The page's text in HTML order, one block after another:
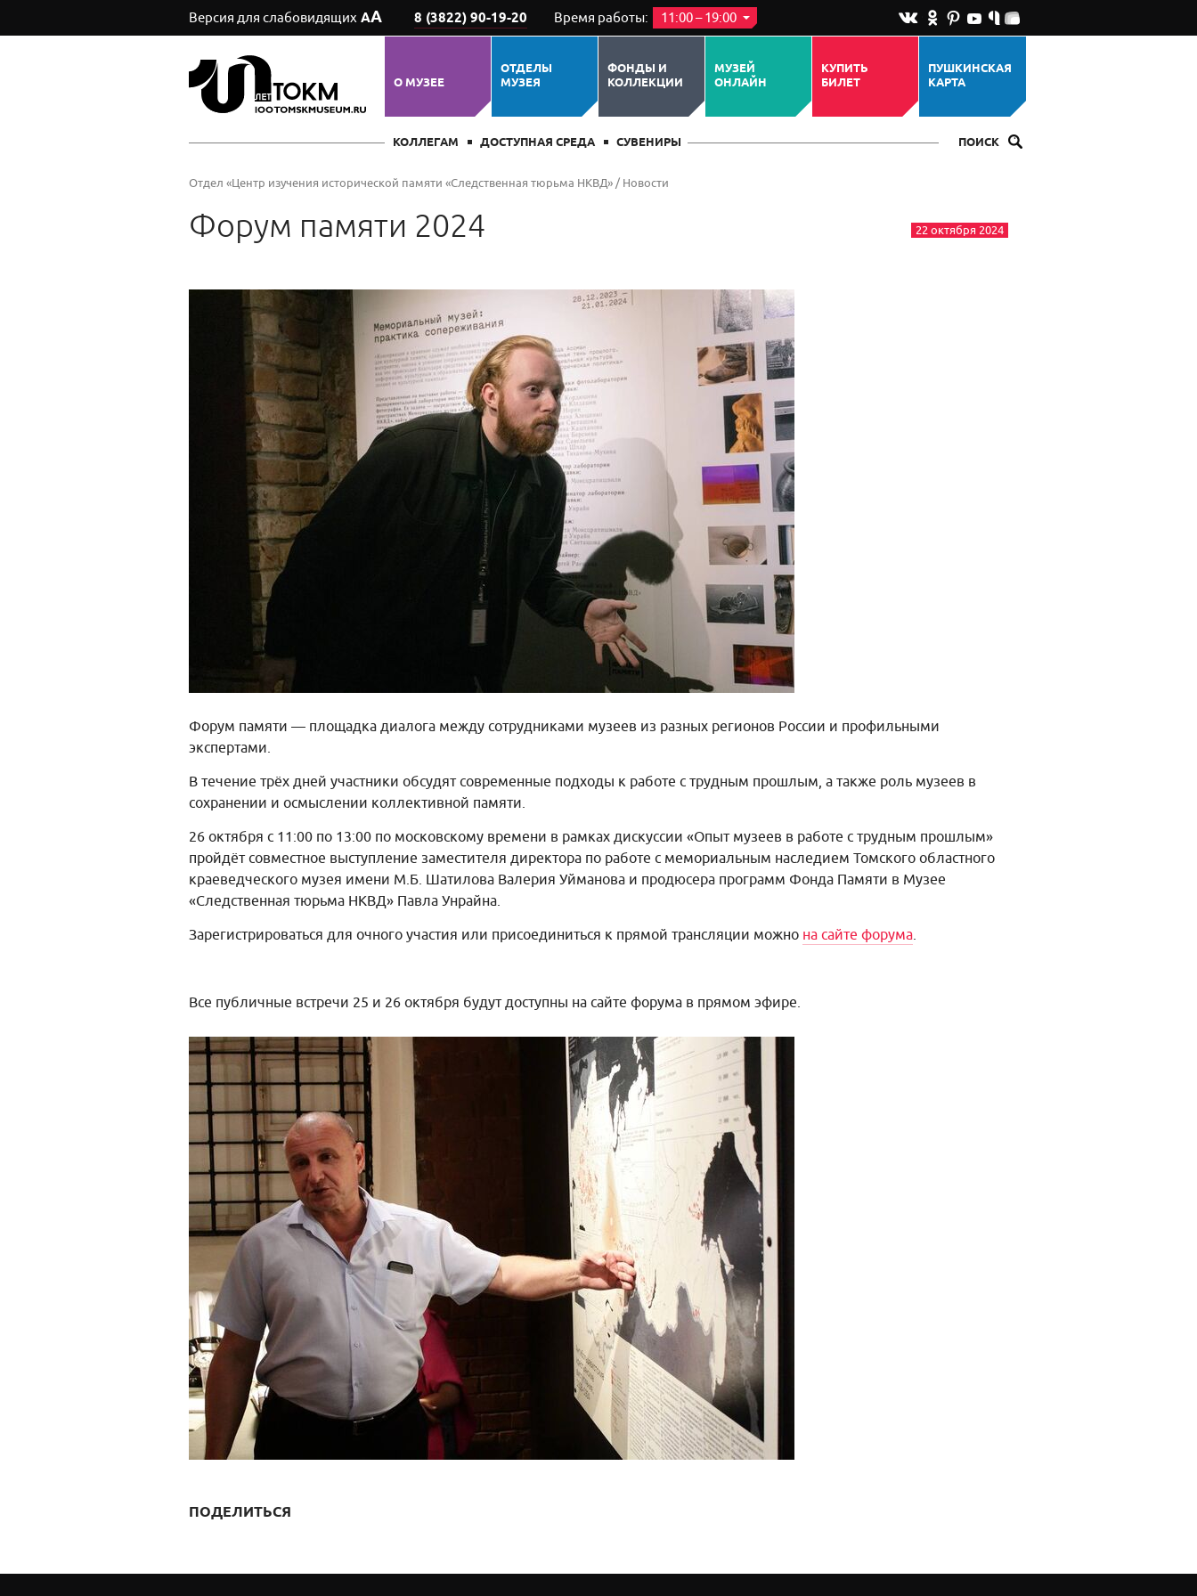
Версия для слабовидящих АА 8 (3822) 90-19-20 Время работы: 11:00 – 19:00
О МУЗЕЕ
ОТДЕЛЫ
МУЗЕЯ
ФОНДЫ И
КОЛЛЕКЦИИ
МУЗЕЙ
ОНЛАЙН
КУПИТЬ
БИЛЕТ
ПУШКИНСКАЯ
КАРТА
КОЛЛЕГАМ ДОСТУПНАЯ СРЕДА СУВЕНИРЫ ПОИСК
Отдел «Центр изучения исторической памяти «Следственная тюрьма НКВД»/ Новости
22 октября 2024
Форум памяти 2024
Форум памяти — площадка диалога между сотрудниками музеев из разных регионов России и профильными
экспертами.
В течение трёх дней участники обсудят современные подходы к работе с трудным прошлым, а также роль музеев в
сохранении и осмыслении коллективной памяти.
26 октября с 11:00 по 13:00 по московскому времени в рамках дискуссии «Опыт музеев в работе с трудным прошлым»
пройдёт совместное выступление заместителя директора по работе с мемориальным наследием Томского областного
краеведческого музея имени М.Б. Шатилова Валерия Уйманова и продюсера программ Фонда Памяти в Музее
«Следственная тюрьма НКВД» Павла Унрайна.
Зарегистрироваться для очного участия или присоединиться к прямой трансляции можно на сайте форума.
Все публичные встречи 25 и 26 октября будут доступны на сайте форума в прямом эфире.
ПОДЕЛИТЬСЯ